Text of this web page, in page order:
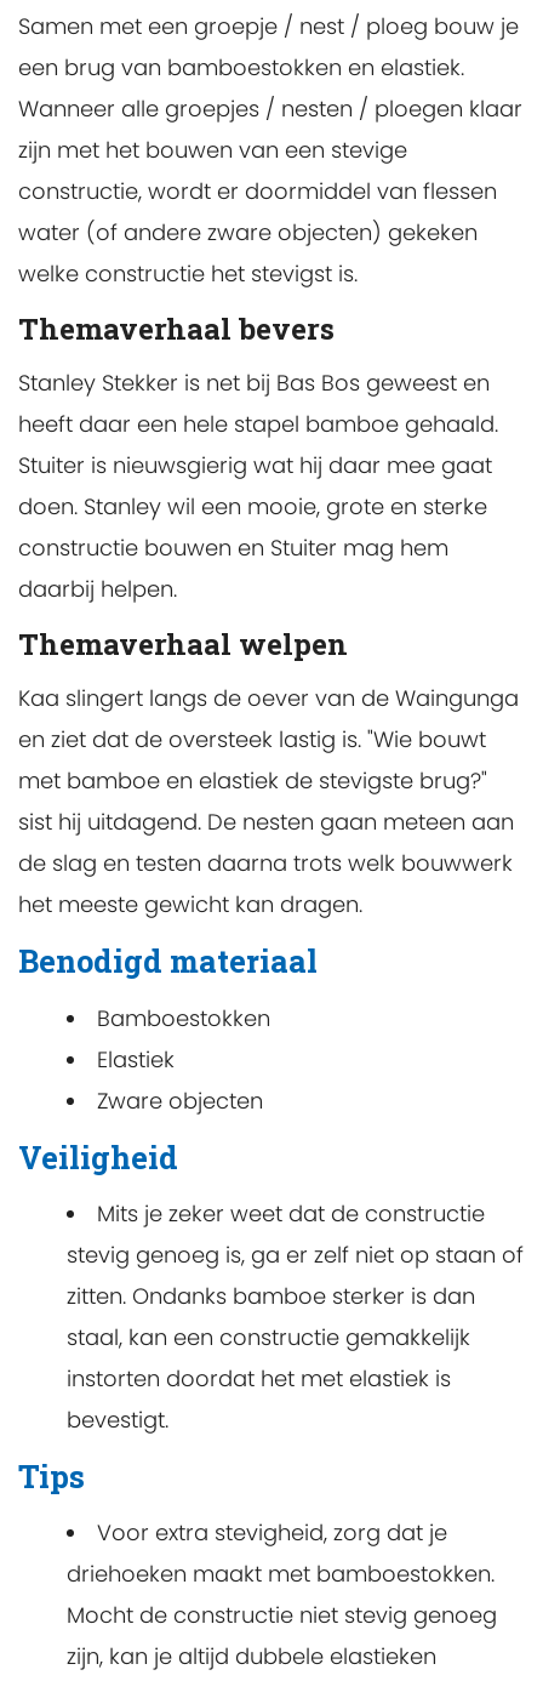
Samen met een groepje / nest / ploeg bouw je
een brug van bamboestokken en elastiek.
Wanneer alle groepjes / nesten / ploegen klaar
zijn met het bouwen van een stevige
constructie, wordt er doormiddel van flessen
water (of andere zware objecten) gekeken
welke constructie het stevigst is.
Themaverhaal bevers
Stanley Stekker is net bij Bas Bos geweest en
heeft daar een hele stapel bamboe gehaald.
Stuiter is nieuwsgierig wat hij daar mee gaat
doen. Stanley wil een mooie, grote en sterke
constructie bouwen en Stuiter mag hem
daarbij helpen.
Themaverhaal welpen
Kaa slingert langs de oever van de Waingunga
en ziet dat de oversteek lastig is. "Wie bouwt
met bamboe en elastiek de stevigste brug?"
sist hij uitdagend. De nesten gaan meteen aan
de slag en testen daarna trots welk bouwwerk
het meeste gewicht kan dragen.
Benodigd materiaal
Bamboestokken
Elastiek
Zware objecten
Veiligheid
Mits je zeker weet dat de constructie
stevig genoeg is, ga er zelf niet op staan of
zitten. Ondanks bamboe sterker is dan
staal, kan een constructie gemakkelijk
instorten doordat het met elastiek is
bevestigt.
Tips
Voor extra stevigheid, zorg dat je
driehoeken maakt met bamboestokken.
Mocht de constructie niet stevig genoeg
zijn, kan je altijd dubbele elastieken